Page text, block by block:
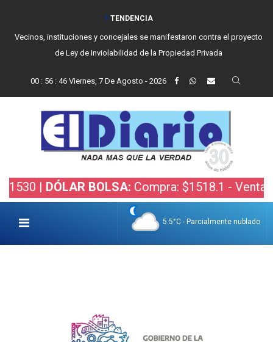
TENDENCIA
Vecinos, instituciones y concejales se manifestaron contra el proyecto
de Ley de Inviolabilidad de la Propiedad Privada
00: 56: 48 Viernes, 7 De Agosto - 2026
BOLSA:Compra: $1518.1 - Venta: $1520.4 |
5.5°C - Parcialmente nublado